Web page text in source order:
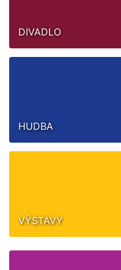
DIVADLO
HUDBA
VÝSTAVY